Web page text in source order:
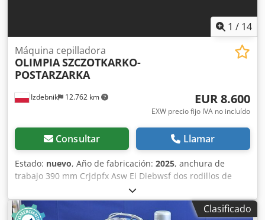
1 / 14
Izdebnik 12.762 km
Máquina cepilladora
OLIMPIASZCZOTKARKO-
POSTARZARKA
EUR 8.600
EXW precio fijo IVA no incluído
Consultar Llamar
Estado: nuevo, Año de fabricación: 2025, anchura de
trabajo 390 mm Crjdpfx Asw Ei Diebwsf dos rodillos de
cepillo dos motores de 3 kW cada uno regulación continua
de la velocidad de avance ajuste de los rodillos
arriba/abajo alimentación 380V
Clasificado